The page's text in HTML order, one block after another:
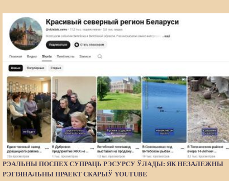
РЭАЛЬНЫ ПОСПЕХ СУПРАЦЬ РЭСУРСУ ЎЛАДЫ: ЯК НЕЗАЛЕЖНЫ
РЭГІЯНАЛЬНЫ ПРАЕКТ СКАРЫЎ YOUTUBE